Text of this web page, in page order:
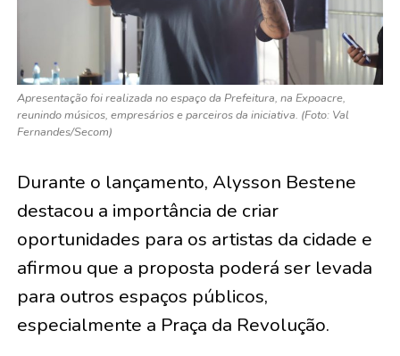
Apresentação foi realizada no espaço da Prefeitura, na Expoacre,
reunindo músicos, empresários e parceiros da iniciativa. (Foto: Val
Fernandes/Secom)
Durante o lançamento, Alysson Bestene
destacou a importância de criar
oportunidades para os artistas da cidade e
afirmou que a proposta poderá ser levada
para outros espaços públicos,
especialmente a Praça da Revolução.